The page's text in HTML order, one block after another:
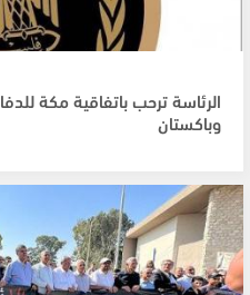
الرئاسة ترحب باتفاقية مكة
وباكستان